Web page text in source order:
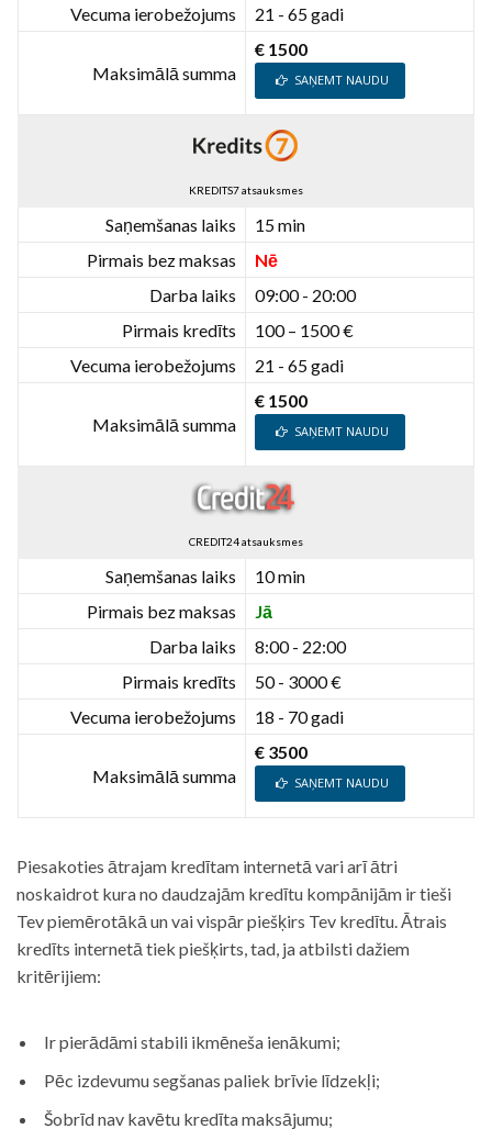
Vecuma ierobežojums
21 - 65 gadi
Maksimālā summa
€ 1500
SAŅEMT NAUDU
KREDITS7 atsauksmes
Saņemšanas laiks
15 min
Pirmais bez maksas
Nē
Darba laiks
09:00 - 20:00
Pirmais kredīts
100 – 1500 €
Vecuma ierobežojums
21 - 65 gadi
Maksimālā summa
€ 1500
SAŅEMT NAUDU
CREDIT24 atsauksmes
Saņemšanas laiks
10 min
Pirmais bez maksas
Jā
Darba laiks
8:00 - 22:00
Pirmais kredīts
50 - 3000 €
Vecuma ierobežojums
18 - 70 gadi
Maksimālā summa
€ 3500
SAŅEMT NAUDU
Piesakoties ātrajam kredītam internetā vari arī ātri
noskaidrot kura no daudzajām kredītu kompānijām ir tieši
Tev piemērotākā un vai vispār piešķirs Tev kredītu. Ātrais
kredīts internetā tiek piešķirts, tad, ja atbilsti dažiem
kritērijiem:
Ir pierādāmi stabili ikmēneša ienākumi;
Pēc izdevumu segšanas paliek brīvie līdzekļi;
Šobrīd nav kavētu kredīta maksājumu;